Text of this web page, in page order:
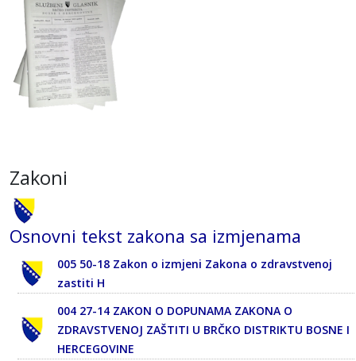
Zakoni
Osnovni tekst zakona sa izmjenama
005 50-18 Zakon o izmjeni Zakona o zdravstvenoj
zastiti H
004 27-14 ZAKON O DOPUNAMA ZAKONA O
ZDRAVSTVENOJ ZAŠTITI U BRČKO DISTRIKTU BOSNE I
HERCEGOVINE